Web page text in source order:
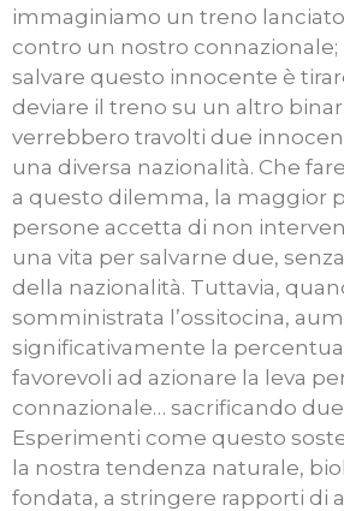
immaginiamo un treno
contro un nostro connazionale;
salvare questo innocente è
deviare il treno su un altro
verrebbero travolti due
una diversa nazionalità. Che
a questo dilemma, la maggior
persone accetta di non
una vita per salvarne due,
della nazionalità. Tuttavia,
somministrata l’ossitocina,
significativamente la
favorevoli ad azionare la leva
connazionale… sacrificando due
Esperimenti come questo
la nostra tendenza naturale,
fondata, a stringere rapporti di